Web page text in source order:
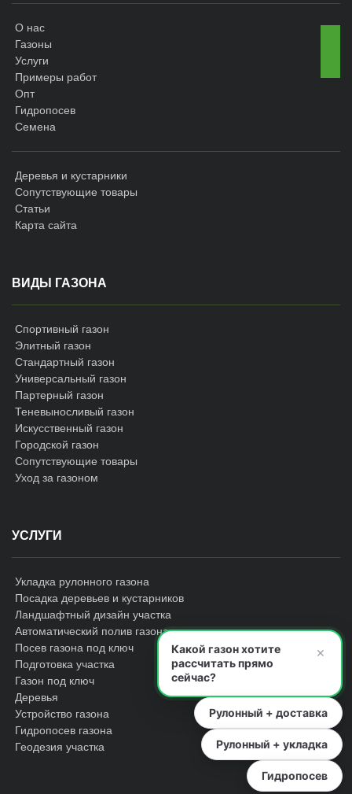
О нас
Газоны
Услуги
Примеры работ
Опт
Гидропосев
Семена
Деревья и кустарники
Сопутствующие товары
Статьи
Карта сайта
ВИДЫ ГАЗОНА
Спортивный газон
Элитный газон
Стандартный газон
Универсальный газон
Партерный газон
Теневыносливый газон
Искусственный газон
Городской газон
Сопутствующие товары
Уход за газоном
УСЛУГИ
Укладка рулонного газона
Посадка деревьев и кустарников
Ландшафтный дизайн участка
Автоматический полив газона
Посев газона под ключ
Подготовка участка
Газон под ключ
Деревья
Устройство газона
Гидропосев газона
Геодезия участка
×
Какой газон хотите
рассчитать прямо
сейчас?
Рулонный + доставка
Рулонный + укладка
Гидропосев